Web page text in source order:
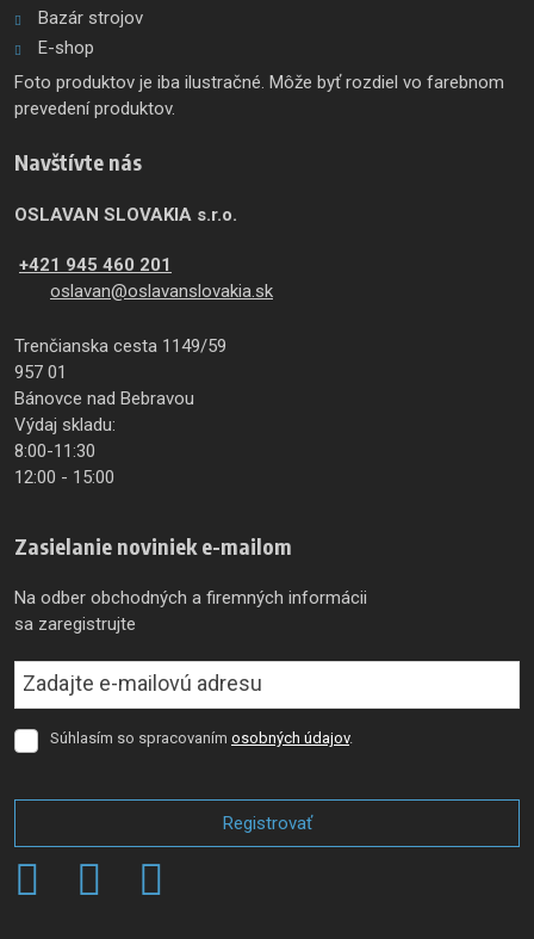
Bazár strojov
E-shop
Foto produktov je iba ilustračné. Môže byť rozdiel vo farebnom
prevedení produktov.
Navštívte nás
OSLAVAN SLOVAKIA s.r.o.
+421 945 460 201
oslavan@oslavanslovakia.sk
Trenčianska cesta 1149/59
957 01
Bánovce nad Bebravou
Výdaj skladu:
8:00-11:30
12:00 - 15:00
Zasielanie noviniek e-mailom
Na odber obchodných a firemných informácii
sa zaregistrujte
Súhlasím
osobných
Súhlasím so spracovaním osobných údajov.
Registrovať
Formulár